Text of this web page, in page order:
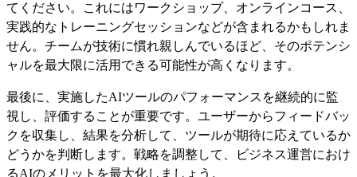
てください。これにはワークショップ、オンラインコース、
実践的なトレーニングセッションなどが含まれるかもしれま
せん。チームが技術に慣れ親しんでいるほど、そのポテンシ
ャルを最大限に活用できる可能性が高くなります。
最後に、実施したAIツールのパフォーマンスを継続的に監
視し、評価することが重要です。ユーザーからフィードバッ
クを収集し、結果を分析して、ツールが期待に応えているか
どうかを判断します。戦略を調整して、ビジネス運営におけ
るAIのメリットを最大化しましょう。